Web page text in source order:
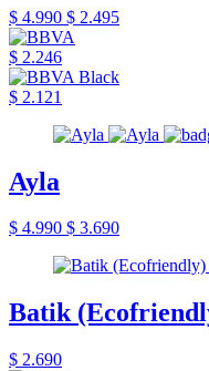
$ 4.990 $ 2.495
$ 2.246
$ 2.121
Ayla
$ 4.990 $ 3.690
Batik
$ 2.690